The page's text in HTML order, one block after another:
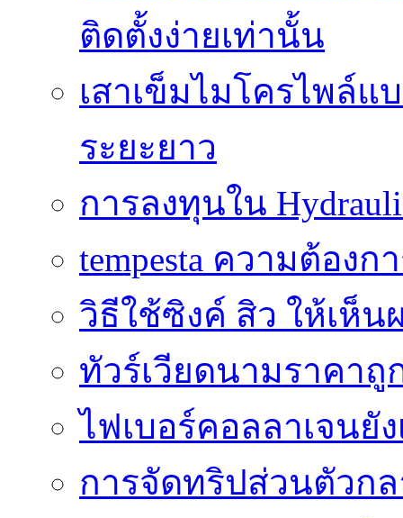
ติดตั้งง่ายเท่านั้น
เสาเข็มไมโครไพล์
ระยะยาว
การลงทุนใน
tempesta ความต้อง
วิธีใช้ซิงค์ สิว ให้เห็
ทัวร์เวียดนามราคาถู
ไฟเบอร์คอลลาเจนยั
การจัดทริปส่วนตัวก